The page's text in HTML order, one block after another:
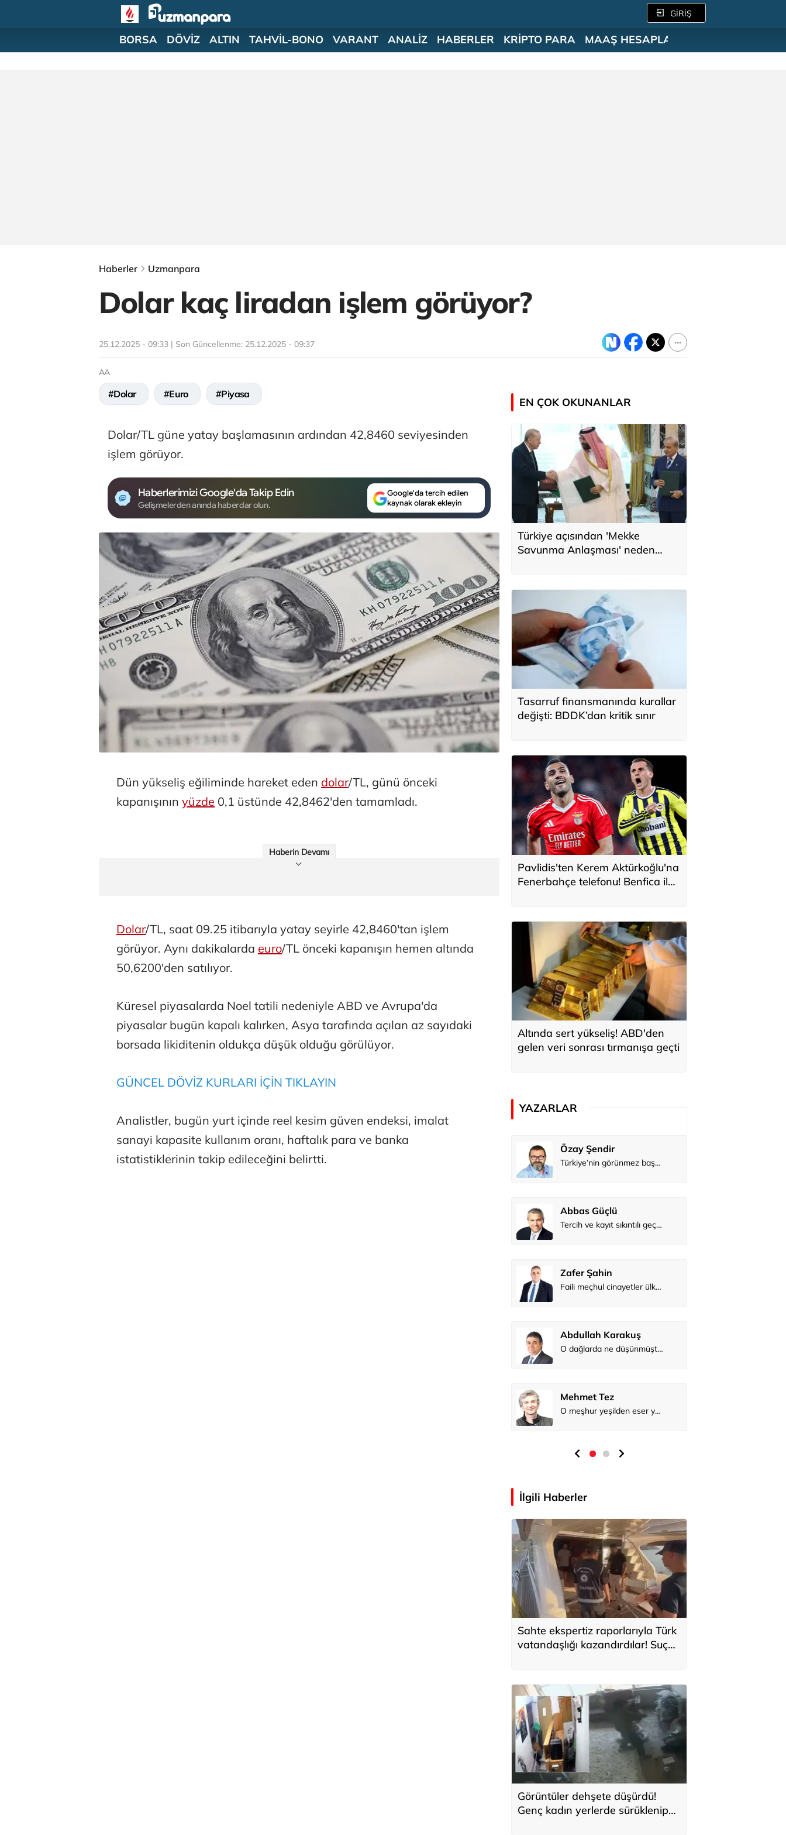
GİRİŞ
BORSA DÖVİZ ALTIN TAHVİL-BONO VARANT ANALİZ HABERLER KRİPTO PARA MAAŞ HESAPLAMA
Haberler Uzmanpara
Dolar kaç liradan işlem görüyor?
25.12.2025 - 09:33 | Son Güncellenme: 25.12.2025 - 09:37
AA
#Dolar #Euro #Piyasa
Dolar/TL güne yatay başlamasının ardından 42,8460 seviyesinden
işlem görüyor.
Haberlerimizi Google'da Takip Edin
Gelişmelerden anında haberdar olun.
Google'da tercih edilen
kaynak olarak ekleyin
Dün yükseliş eğiliminde hareket eden dolar/TL, günü önceki
kapanışının yüzde 0,1 üstünde 42,8462'den tamamladı.
Haberin Devamı
Dolar/TL, saat 09.25 itibarıyla yatay seyirle 42,8460'tan işlem
görüyor. Aynı dakikalarda euro/TL önceki kapanışın hemen altında
50,6200'den satılıyor.
Küresel piyasalarda Noel tatili nedeniyle ABD ve Avrupa'da
piyasalar bugün kapalı kalırken, Asya tarafında açılan az sayıdaki
borsada likiditenin oldukça düşük olduğu görülüyor.
GÜNCEL DÖVİZ KURLARI İÇİN TIKLAYIN
Analistler, bugün yurt içinde reel kesim güven endeksi, imalat
sanayi kapasite kullanım oranı, haftalık para ve banka
istatistiklerinin takip edileceğini belirtti.
EN ÇOK OKUNANLAR
Türkiye açısından 'Mekke
Savunma Anlaşması' neden
Tasarruf finansmanında kurallar
değişti: BDDK’dan kritik sınır
Pavlidis'ten Kerem Aktürkoğlu'na
Fenerbahçe telefonu! Benfica ile
Altında sert yükseliş! ABD'den
gelen veri sonrası tırmanışa geçti
YAZARLAR
Atilay Kandemir
Mağaza açılışı
Özay Şendir Atilay Kandemir
Mağaza açılışı
İlgili Haberler
Sahte ekspertiz raporlarıyla Türk
vatandaşlığı kazandırdılar! Suç
Görüntüler dehşete düşürdü!
Genç kadın yerlerde sürüklenip